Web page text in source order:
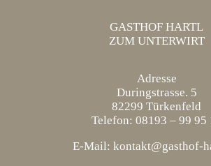
GASTHOF HARTL
ZUM UNTERWIRT
Adresse
Duringstrasse. 5
82299 Türkenfeld
Telefon: 08193 – 99 95
E-Mail: kontakt@gasthof-